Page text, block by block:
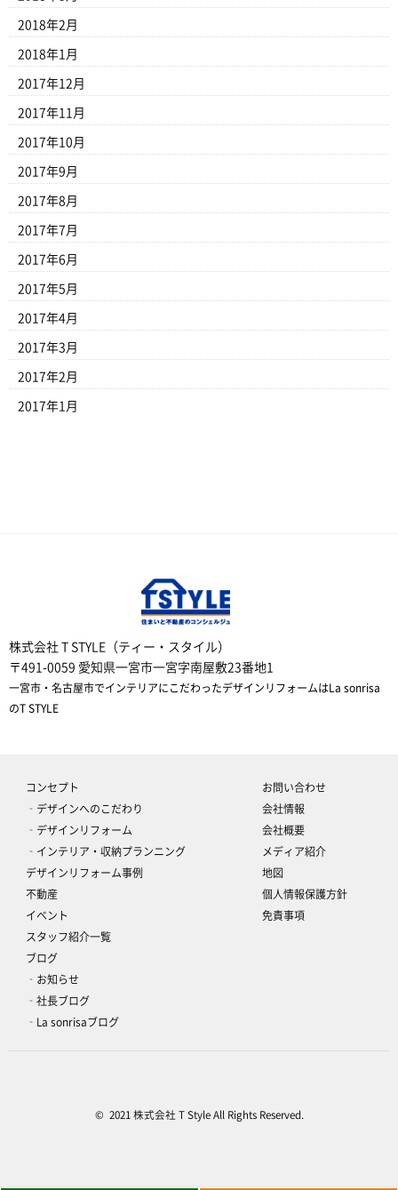
2018年2月
2018年1月
2017年12月
2017年11月
2017年10月
2017年9月
2017年8月
2017年7月
2017年6月
2017年5月
2017年4月
2017年3月
2017年2月
2017年1月
株式会社 T STYLE（ティー・スタイル）
〒491-0059 愛知県一宮市一宮字南屋敷23番地1
一宮市・名古屋市でインテリアにこだわったデザインリフォームはLa sonrisa
のT STYLE
コンセプト
‐デザインへのこだわり
‐デザインリフォーム
‐インテリア・収納プランニング
デザインリフォーム事例
不動産
イベント
スタッフ紹介一覧
ブログ
‐お知らせ
‐社長ブログ
‐La sonrisaブログ
お問い合わせ
会社情報
会社概要
メディア紹介
地図
個人情報保護方針
免責事項
© 2021 株式会社 T Style All Rights Reserved.